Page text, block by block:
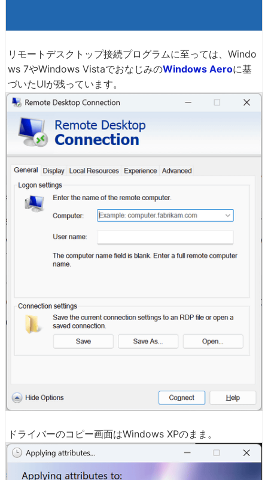
リモートデスクトップ接続プログラムに至っては、Windo
ws 7やWindows VistaでおなじみのWindows Aeroに基
づいたUIが残っています。
ドライバーのコピー画面はWindows XPのまま。